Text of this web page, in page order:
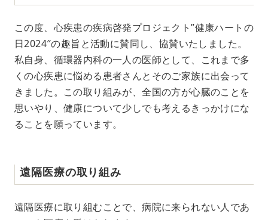
この度、心疾患の疾病啓発プロジェクト”健康ハートの
日2024″の趣旨と活動に賛同し、協賛いたしました。
私自身、循環器内科の一人の医師として、これまで多
くの心疾患に悩める患者さんとそのご家族に出会って
きました。この取り組みが、全国の方が心臓のことを
思いやり、健康について少しでも考えるきっかけにな
ることを願っています。
遠隔医療の取り組み
遠隔医療に取り組むことで、病院に来られない人であ